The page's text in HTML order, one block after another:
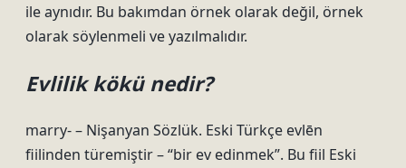
ile aynıdır. Bu bakımdan örnek olarak değil, örnek
olarak söylenmeli ve yazılmalıdır.
Evlilik kökü nedir?
marry- – Nişanyan Sözlük. Eski Türkçe evlēn
fiilinden türemiştir – “bir ev edinmek”. Bu fiil Eski